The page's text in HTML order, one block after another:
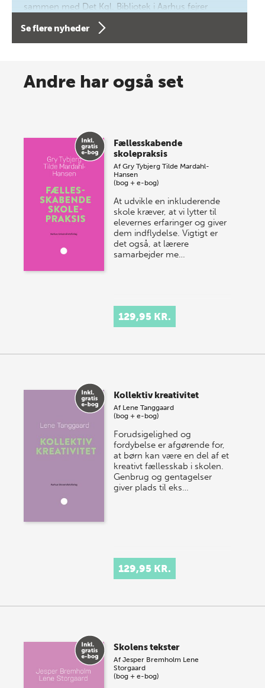
sammen med Det Kgl. Bibliotek i Aarhus fejrer
forfatterne bag vores nyes…
Spar op til 70% til sommer-
store sommer-lagersalg, så sæt kryds i kalenderen
onsdag den 10. j…
Se flere nyheder
Andre har også set
Fællesskabende
skolepraksis
AfGry Tybjerg Tilde Mardahl-
Hansen
(bog + e-bog)
At udvikle en inkluderende
skole kræver, at vi lytter til
elevernes erfaringer og giver
dem indflydelse. Vigtigt er
det også, at lærere
samarbejder me…
129,95 KR.
Kollektiv kreativitet
Af Lene Tanggaard
(bog + e-bog)
Forudsigelighed og
fordybelse er afgørende for,
at børn kan være en del af et
kreativt fællesskab i skolen.
Genbrug og gentagelser
giver plads til eks…
129,95 KR.
Skolens tekster
AfJesper Bremholm Lene
Storgaard
(bog + e-bog)